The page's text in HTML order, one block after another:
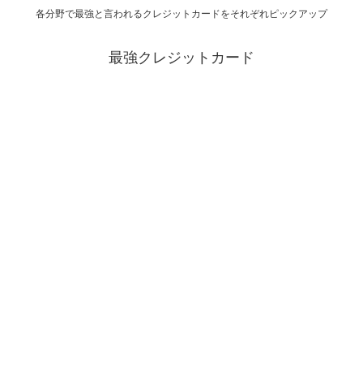
各分野で最強と言われるクレジットカードをそれぞれピックアップ
最強クレジットカード